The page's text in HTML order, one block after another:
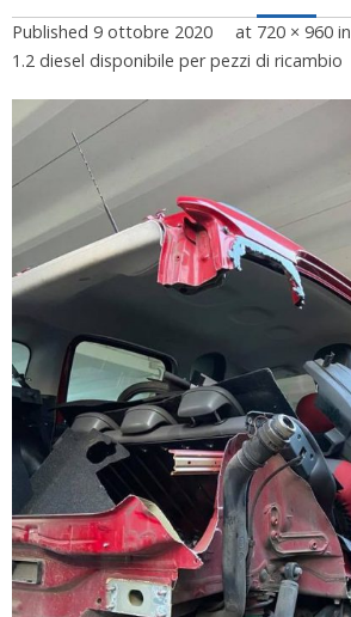
Published 9 ottobre 2020 at 720 × 960 in
1.2 diesel disponibile per pezzi di ricambio